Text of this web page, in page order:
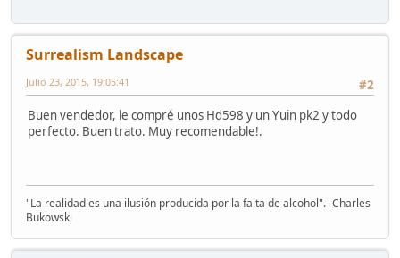
Surrealism Landscape
#2
Julio 23, 2015, 19:05:41
Buen vendedor, le compré unos Hd598 y un Yuin pk2 y todo
perfecto. Buen trato. Muy recomendable!.
"La realidad es una ilusión producida por la falta de alcohol". -Charles
Bukowski